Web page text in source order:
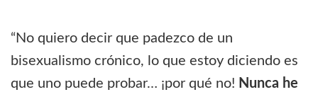
“No quiero decir que padezco de un
bisexualismo crónico, lo que estoy diciendo es
que uno puede probar… ¡por qué no! Nunca he